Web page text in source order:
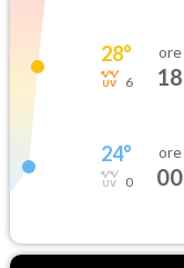
28°
6
ore
18
24°
0
ore
00